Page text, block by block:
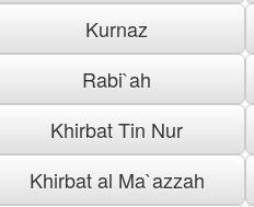
Kurnaz
Rabi`ah
Khirbat Tin Nur
Khirbat al Ma`azzah